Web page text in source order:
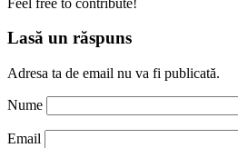
Lasă un răspuns
Adresa ta de email nu va fi publicată.
Nume
Email